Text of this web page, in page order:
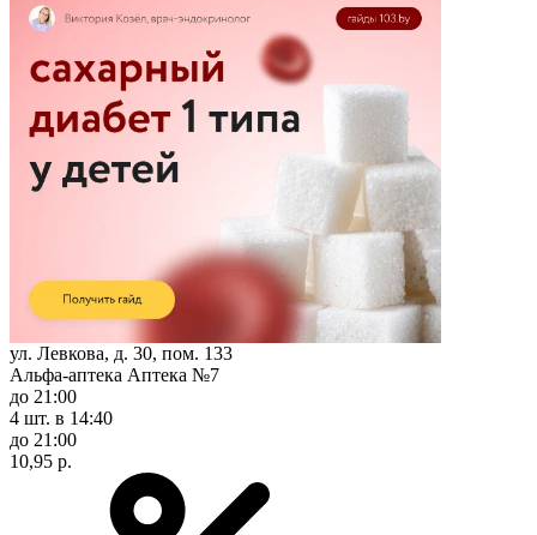
ул. Левкова, д. 30, пом. 133
Альфа-аптека Аптека №7
до 21:00
4 шт. в 14:40
до 21:00
10,95 р.